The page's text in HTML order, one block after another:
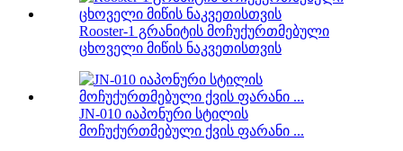
Rooster-1 გრანიტის მოჩუქურთმებული
ცხოველი მიწის ნაკვეთისთვის
JN-010 იაპონური სტილის
მოჩუქურთმებული ქვის ფარანი ...